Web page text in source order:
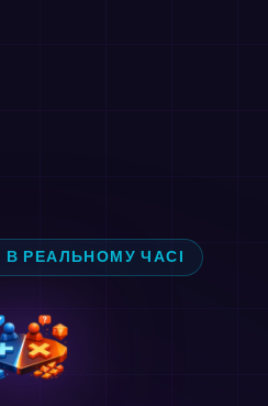
РЕАЛЬНОМУ ЧАСІ